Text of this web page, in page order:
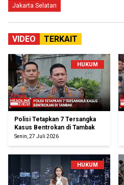
Jakarta Selatan
VIDEO TERKAIT
HUKUM
Polisi Tetapkan 7 Tersangka
Kasus Bentrokan di Tambak
Senin, 27 Juli 2026
HUKUM